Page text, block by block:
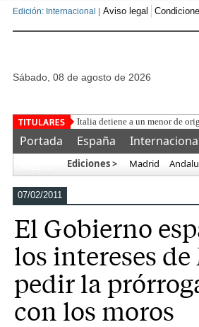
Edición: Internacional | Aviso legal
sábado, 08 de agosto de 2026
Una asociación
Portada España
Ediciones > Madrid
07/02/2011
El Gobierno
los intereses
pedir la
con los moros